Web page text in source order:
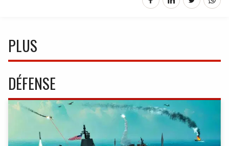
PLUS
DÉFENSE